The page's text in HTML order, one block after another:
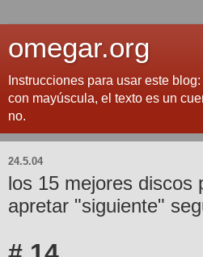
omegar.org
Instrucciones para usar este
con mayúscula, el texto es un
no.
24.5.04
los 15 mejores discos
apretar "siguiente"